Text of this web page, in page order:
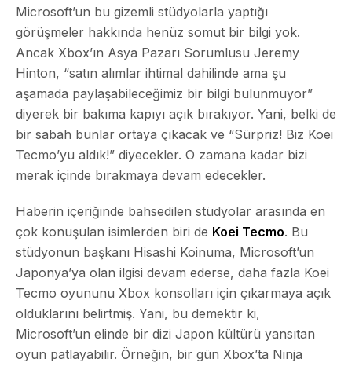
Microsoft’un bu gizemli stüdyolarla yaptığı
görüşmeler hakkında henüz somut bir bilgi yok.
Ancak Xbox’ın Asya Pazarı Sorumlusu Jeremy
Hinton, “satın alımlar ihtimal dahilinde ama şu
aşamada paylaşabileceğimiz bir bilgi bulunmuyor”
diyerek bir bakıma kapıyı açık bırakıyor. Yani, belki de
bir sabah bunlar ortaya çıkacak ve “Sürpriz! Biz Koei
Tecmo’yu aldık!” diyecekler. O zamana kadar bizi
merak içinde bırakmaya devam edecekler.
Haberin içeriğinde bahsedilen stüdyolar arasında en
çok konuşulan isimlerden biri de Koei Tecmo. Bu
stüdyonun başkanı Hisashi Koinuma, Microsoft’un
Japonya’ya olan ilgisi devam ederse, daha fazla Koei
Tecmo oyununu Xbox konsolları için çıkarmaya açık
olduklarını belirtmiş. Yani, bu demektir ki,
Microsoft’un elinde bir dizi Japon kültürü yansıtan
oyun patlayabilir. Örneğin, bir gün Xbox’ta Ninja